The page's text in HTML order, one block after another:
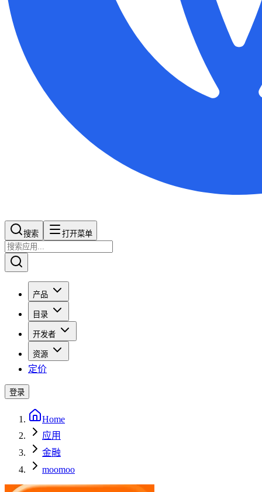
搜索​​​​ 打开菜单
产品
目录
开发者
资源
定价
登录
Home
应用
金融
moomoo